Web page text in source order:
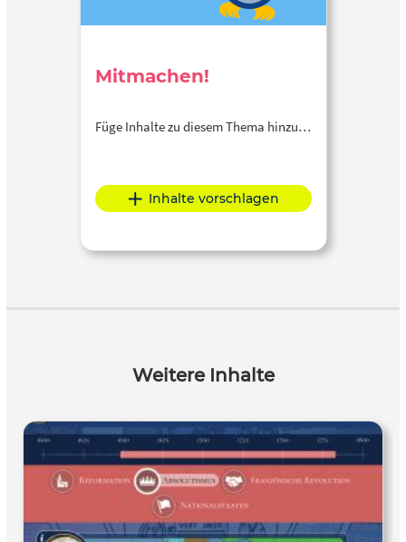
Mitmachen!
Füge Inhalte zu diesem Thema hinzu…
Inhalte vorschlagen
Weitere Inhalte